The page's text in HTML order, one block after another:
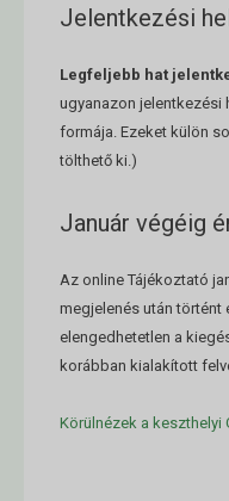
Jelentkezési
Legfeljebb hat
ugyanazon
formája. Ezeket külön
tölthető ki.)
Január végéig
Az online Tájékoztató
megjelenés után történt
elengedhetetlen a
korábban kialakított
Körülnézek a keszthelyi